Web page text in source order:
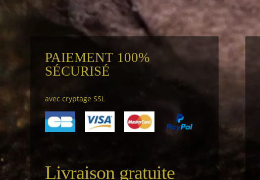
PAIEMENT 100%
SÉCURISÉ
avec cryptage SSL
Livraison gratuite